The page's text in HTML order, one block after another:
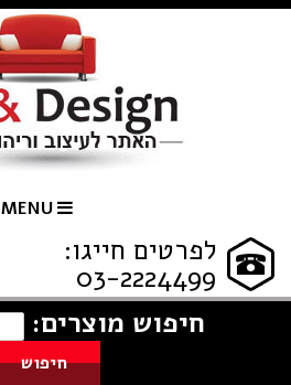
MENU
לפרטים חייגו:
03-2224499
חיפוש מוצרים: